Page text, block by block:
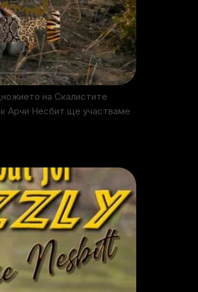
на Скалистите
Арчи Несбит ще участваме